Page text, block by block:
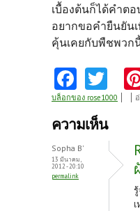
เบื้องต้นก็ได้คำต
อยากขอคำยืนยัน
คุ้นเคยกับพืชพวก
Fa
ce
b
o
o
k
w
itt
er
บล็อกของ rose1000
ความเห็น
Sopha B'
13 มีนาคม,
2012 - 20:10
permalink